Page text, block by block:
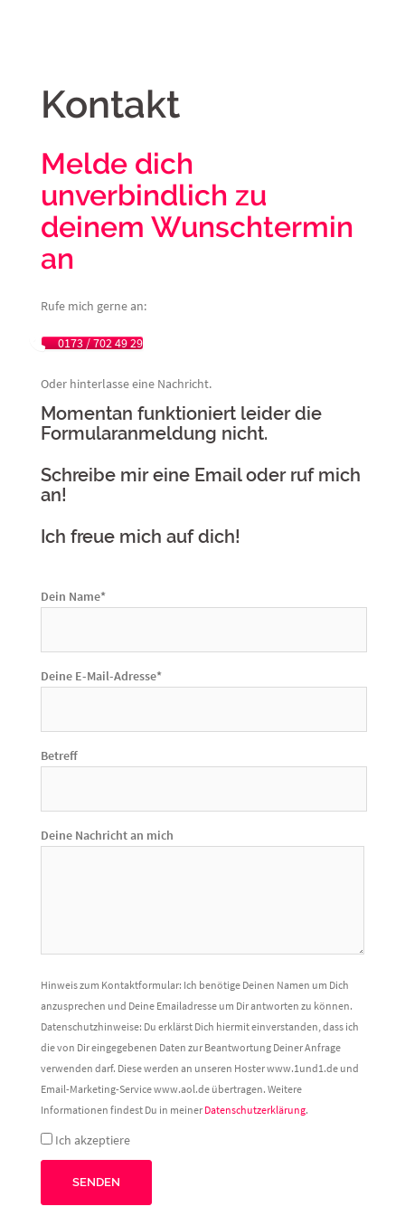
Kontakt
Melde dich
unverbindlich zu
deinem Wunschtermin
an
Rufe mich gerne an:
0173 / 702 49 29
Oder hinterlasse eine Nachricht.
Momentan funktioniert leider die
Formularanmeldung nicht.
Schreibe mir eine Email oder ruf mich
an!
Ich freue mich auf dich!
Dein Name*
Deine E-Mail-Adresse*
Betreff
Deine Nachricht an mich
Hinweis zum Kontaktformular: Ich benötige Deinen Namen um Dich
anzusprechen und Deine Emailadresse um Dir antworten zu können.
Datenschutzhinweise: Du erklärst Dich hiermit einverstanden, dass ich
die von Dir eingegebenen Daten zur Beantwortung Deiner Anfrage
verwenden darf. Diese werden an unseren Hoster www.1und1.de und
Email-Marketing-Service www.aol.de übertragen. Weitere
Informationen findest Du in meiner Datenschutzerklärung.
Ich akzeptiere